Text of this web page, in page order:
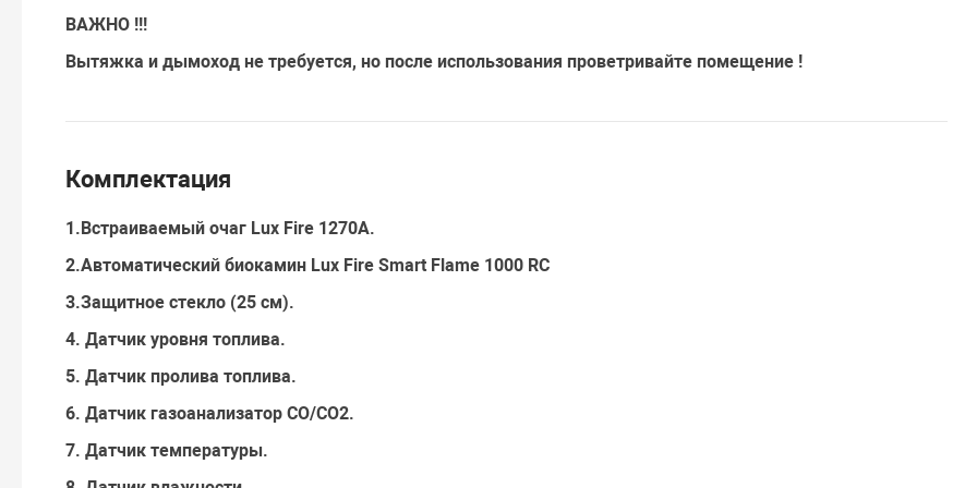
ВАЖНО !!!
Вытяжка и дымоход не требуется, но после использования проветривайте помещение !
Комплектация
1.Встраиваемый очаг Lux Fire 1270A.
2.Автоматический биокамин Lux Fire Smart Flame 1000 RC
3.Защитное стекло (25 см).
4. Датчик уровня топлива.
5. Датчик пролива топлива.
6. Датчик газоанализатор СO/CO2.
7. Датчик температуры.